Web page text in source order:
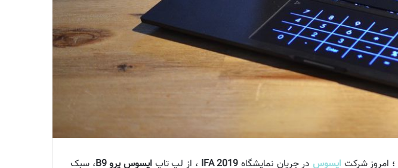
؛ امروز شرکت ایسوس در جریان نمایشگاه IFA 2019 ، از لپ تاپ ایسوس پرو B9
، سبک